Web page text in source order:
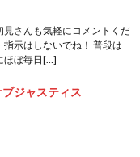
さんも気軽にコメントくだ
示はしないでね！ 普段は
ほぼ毎日[…]
ジャスティス